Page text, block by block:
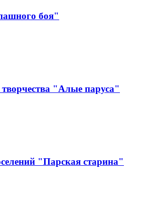
боя"
творчества "Алые паруса"
"Парская старина"